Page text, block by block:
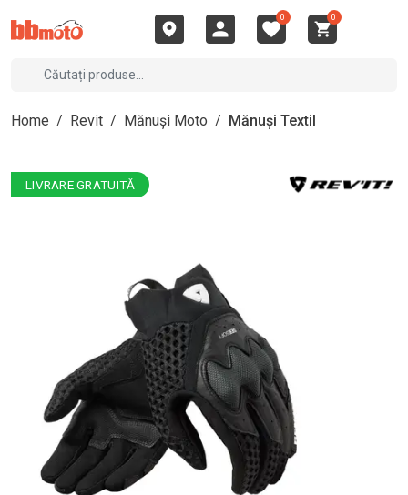
0 0
Home / Revit / Mănuși Moto / Mănuși Textil
LIVRARE GRATUITĂ